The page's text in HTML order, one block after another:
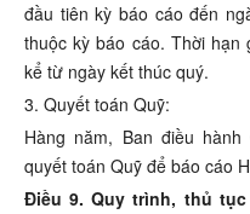
đầu tiên kỳ báo cáo đến
thuộc kỳ báo cáo. Thời
kể từ ngày kết thúc quý.
3. Quyết toán Quỹ:
Hàng năm, Ban điều
quyết toán Quỹ để báo cáo
Điều 9. Quy trình, thủ